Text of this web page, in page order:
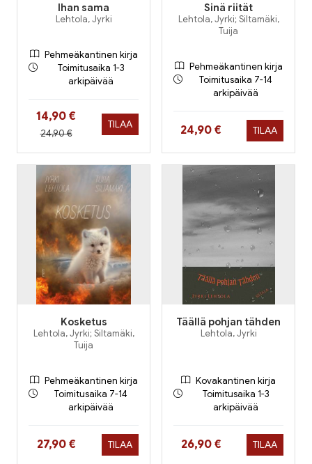
Ihan sama
Lehtola, Jyrki
Pehmeäkantinen kirja
Toimitusaika 1-3
arkipäivää
Hinta nyt
14,90 €
Hinta aiemmin
24,90 €
TILAA
Sinä riität
Lehtola, Jyrki; Siltamäki,
Tuija
Pehmeäkantinen kirja
Toimitusaika 7-14
arkipäivää
Hinta nyt
24,90 € TILAA
Kosketus
Lehtola, Jyrki; Siltamäki,
Tuija
Pehmeäkantinen kirja
Toimitusaika 7-14
arkipäivää
Hinta nyt
27,90 € TILAA
Täällä pohjan tähden
Lehtola, Jyrki
Kovakantinen kirja
Toimitusaika 1-3
arkipäivää
Hinta nyt
26,90 € TILAA